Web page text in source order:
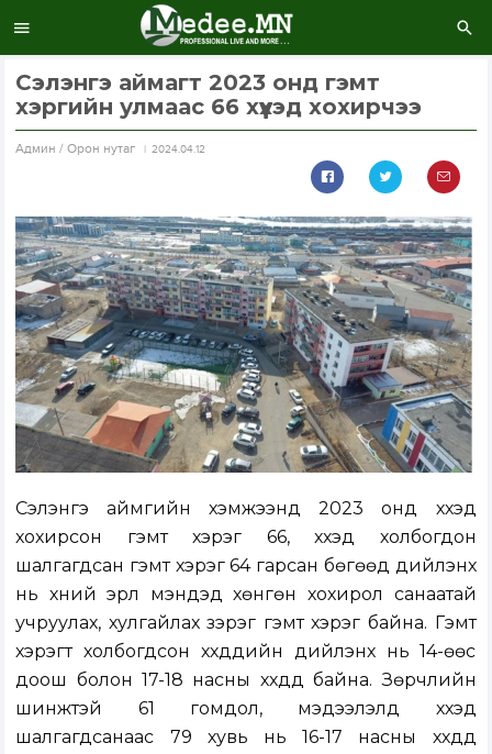
Сэлэнгэ аймагт 2023 онд гэмт
хэргийн улмаас 66 хүүхэд хохирчээ
Aдмин / Орон нутаг 2024.04.12
Сэлэнгэ аймгийн хэмжээнд 2023 онд хүүхэд
хохирсон гэмт хэрэг 66, хүүхэд холбогдон
шалгагдсан гэмт хэрэг 64 гарсан бөгөөд дийлэнх
нь хүний эрүүл мэндэд хөнгөн хохирол санаатай
учруулах, хулгайлах зэрэг гэмт хэрэг байна. Гэмт
хэрэгт холбогдсон хүүхдүүдийн дийлэнх нь 14-өөс
доош болон 17-18 насны хүүхдүүд байна. Зөрчлийн
шинжтэй 61 гомдол, мэдээлэлд хүүхэд
шалгагдсанаас 79 хувь нь 16-17 насны хүүхдүүд